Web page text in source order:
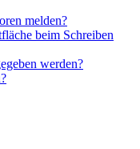
melden?
beim Schreiben
werden?